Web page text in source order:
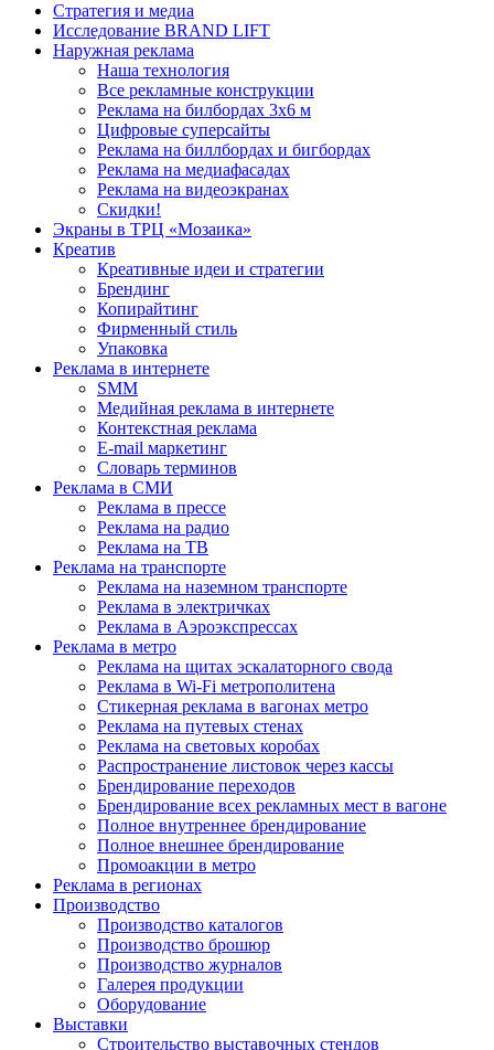
Стратегия и медиа
Исследование BRAND LIFT
Наружная реклама
Наша технология
Все рекламные конструкции
Реклама на билбордах 3х6 м
Цифровые суперсайты
Реклама на биллбордах и бигбордах
Реклама на медиафасадах
Реклама на видеоэкранах
Скидки!
Экраны в ТРЦ «Мозаика»
Креатив
Креативные идеи и стратегии
Брендинг
Копирайтинг
Фирменный стиль
Упаковка
Реклама в интернете
SMM
Медийная реклама в интернете
Контекстная реклама
E-mail маркетинг
Словарь терминов
Реклама в СМИ
Реклама в прессе
Реклама на радио
Реклама на ТВ
Реклама на транспорте
Реклама на наземном транспорте
Реклама в электричках
Реклама в Аэроэкспрессах
Реклама в метро
Реклама на щитах эскалаторного свода
Реклама в Wi-Fi метрополитена
Стикерная реклама в вагонах метро
Реклама на путевых стенах
Реклама на световых коробах
Распространение листовок через кассы
Брендирование переходов
Брендирование всех рекламных мест в вагоне
Полное внутреннее брендирование
Полное внешнее брендирование
Промоакции в метро
Реклама в регионах
Производство
Производство каталогов
Производство брошюр
Производство журналов
Галерея продукции
Оборудование
Выставки
Строительство выставочных стендов